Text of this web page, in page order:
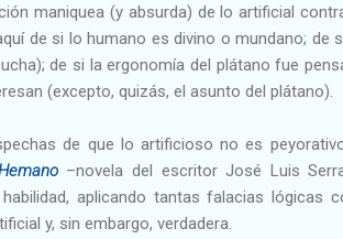
maniquea (y absurda) de lo artificial
de si lo humano es divino o mundano; de
de si la ergonomía del plátano fue
(excepto, quizás, el asunto del plátano).
de que lo artificioso no es
–novela del escritor José Luis
aplicando tantas falacias lógicas
y, sin embargo, verdadera.